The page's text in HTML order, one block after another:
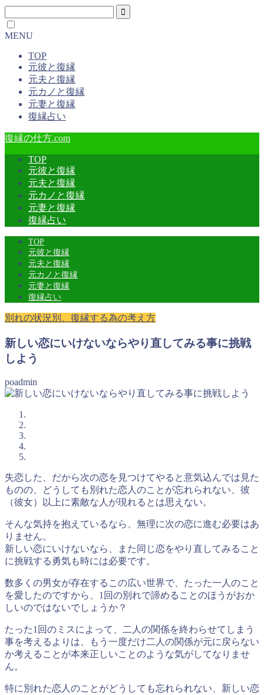
MENU
TOP
元彼と復縁
元夫と復縁
元カノと復縁
元妻と復縁
復縁占い
復縁の仕方.com
TOP
元彼と復縁
元夫と復縁
元カノと復縁
元妻と復縁
復縁占い
TOP
元彼と復縁
元夫と復縁
元カノと復縁
元妻と復縁
復縁占い
別れの状況別、復縁する為の考え方
新しい恋にいけないならやり直してみる事に挑戦
しよう
poadmin
失恋した、だから次の恋を見つけてやると意気込んでは見た
ものの、どうしても別れた恋人のことが忘れられない、彼
（彼女）以上に素敵な人が現れるとは思えない。
そんな気持を抱えているなら、 無理に次の恋に進む必要はあ
りません。
新しい恋にいけないなら、また同じ恋をやり直してみること
に挑戦する勇気も時には必要です。
数多くの男女が存在するこの広い世界で、たった一人のこと
を愛したのですから、1回の別れで諦めることのほうがおか
しいのではないでしょうか？
たった1回のミスによって、二人の関係を終わらせてしまう
事を考えるよりは、もう一度だけ二人の関係が元に戻らない
か考えることが本来正しいことのような気がしてなりませ
ん。
特に別れた恋人のことがどうしても忘れられない、新しい恋